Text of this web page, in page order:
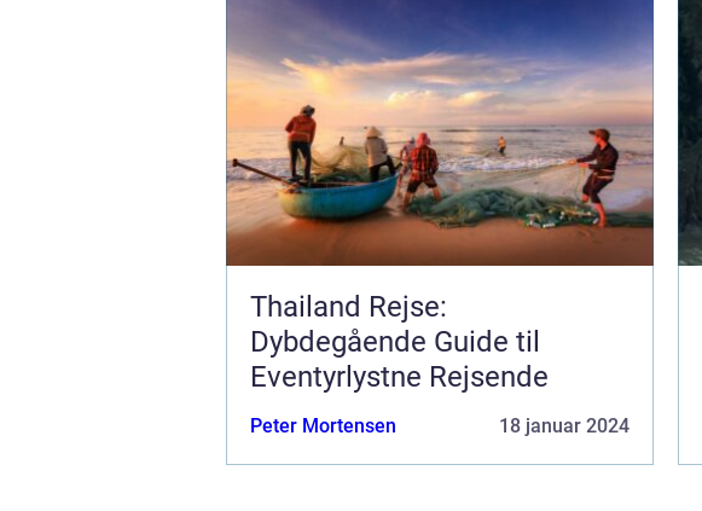
Thailand Rejse:
Dybdegående Guide til
Eventyrlystne Rejsende
Peter Mortensen 18 januar 2024